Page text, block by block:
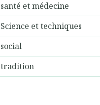
santé et médecine
Science et techniques
social
tradition